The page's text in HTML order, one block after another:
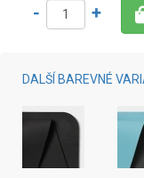
- +
DALŠÍ BAREVNÉ